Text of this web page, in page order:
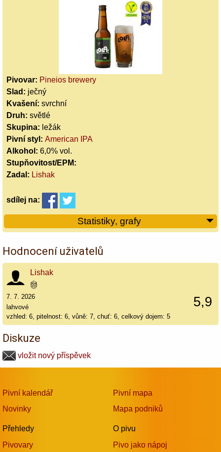
Pivovar: Pineios brewery
Slad: ječný
Kvašení: svrchní
Druh: světlé
Skupina: ležák
Pivní styl: American IPA
Alkohol: 6,0% vol.
Stupňovitost/EPM:
Zadal: Lishak
sdílej na:
Statistiky, grafy
Hodnocení uživatelů
Lishak
5,9
7. 7. 2026
lahvové
vzhled: 6, pitelnost: 6, vůně: 7, chuť: 6, celkový dojem: 5
Diskuze
vložit nový příspěvek
Pivní kalendář
Novinky
Přehledy
Pivovary
Pivní mapa
Mapa podniků
O pivu
Pivo jako nápoj